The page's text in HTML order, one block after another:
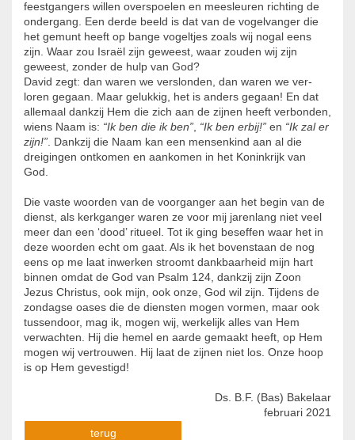
feestgangers willen overspoelen en meesleuren richting de
ondergang. Een derde beeld is dat van de vogelvanger die
het gemunt heeft op bange vogel­tjes zoals wij nogal eens
zijn. Waar zou Israël zijn geweest, waar zouden wij zijn
geweest, zonder de hulp van God?
David zegt: dan waren we verslonden, dan waren we ver­
loren gegaan. Maar gelukkig, het is anders gegaan! En dat
allemaal dankzij Hem die zich aan de zijnen heeft verbon­den,
wiens Naam is: “Ik ben die ik ben”, “Ik ben erbij!” en “Ik zal er
zijn!”. Dankzij die Naam kan een mensenkind aan al die
dreigingen ontkomen en aankomen in het Koninkrijk van
God.
Die vaste woorden van de voorganger aan het begin van de
dienst, als kerkganger waren ze voor mij jarenlang niet veel
meer dan een ‘dood’ ritueel. Tot ik ging beseffen waar het in
deze woorden echt om gaat. Als ik het bovenstaan­ de nog
eens op me laat inwerken stroomt dankbaarheid mijn hart
binnen omdat de God van Psalm 124, dankzij zijn Zoon
Jezus Christus, ook mijn, ook onze, God wil zijn. Tijdens de
zondagse oases die de diensten mogen vormen, maar ook
tussendoor, mag ik, mogen wij, wer­kelijk alles van Hem
verwachten. Hij die hemel en aarde gemaakt heeft, op Hem
mogen wij vertrouwen. Hij laat de zijnen niet los. Onze hoop
is op Hem gevestigd!
Ds. B.F. (Bas) Bakelaar
februari 2021
terug